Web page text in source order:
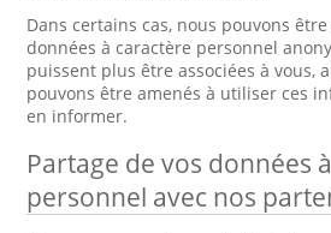
Dans certains cas, nous pouvons
données à caractère personnel
puissent plus être associées à vous,
pouvons être amenés à utiliser ces
en informer.
Partage de vos données
personnel avec nos